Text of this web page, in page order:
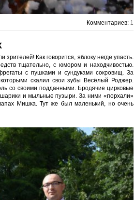
Комментариев: 1
Как говорится, яблоку негде упасть.
тщательно, с юмором и находчивостью.
с пушками и сундуками сокровищ. За
скалил свои зубы Весёлый Роджер.
со своими подданными. Бродячие цирковые
и мыльные пузыри. За ними «порхали»
Мишка. Тут же был маленький, но очень